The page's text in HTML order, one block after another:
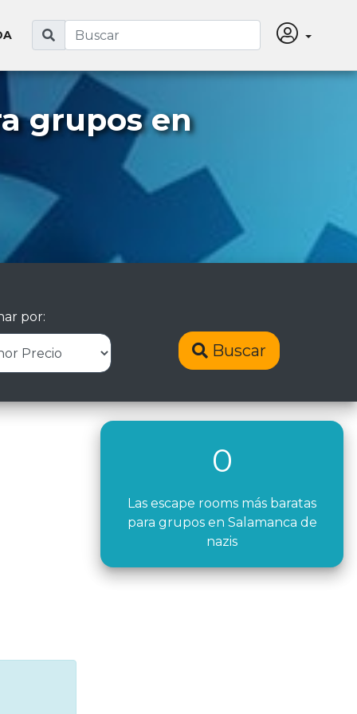
grupos en
por:
Buscar
0
Las escape rooms más baratas
para grupos en Salamanca de
nazis